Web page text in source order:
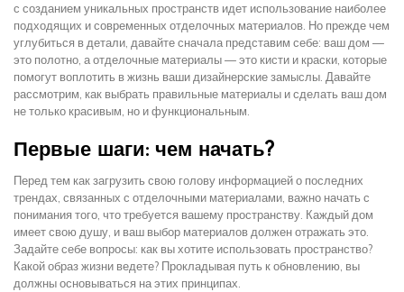
с созданием уникальных пространств идет использование наиболее
подходящих и современных отделочных материалов. Но прежде чем
углубиться в детали, давайте сначала представим себе: ваш дом —
это полотно, а отделочные материалы — это кисти и краски, которые
помогут воплотить в жизнь ваши дизайнерские замыслы. Давайте
рассмотрим, как выбрать правильные материалы и сделать ваш дом
не только красивым, но и функциональным.
Первые шаги: чем начать?
Перед тем как загрузить свою голову информацией о последних
трендах, связанных с отделочными материалами, важно начать с
понимания того, что требуется вашему пространству. Каждый дом
имеет свою душу, и ваш выбор материалов должен отражать это.
Задайте себе вопросы: как вы хотите использовать пространство?
Какой образ жизни ведете? Прокладывая путь к обновлению, вы
должны основываться на этих принципах.